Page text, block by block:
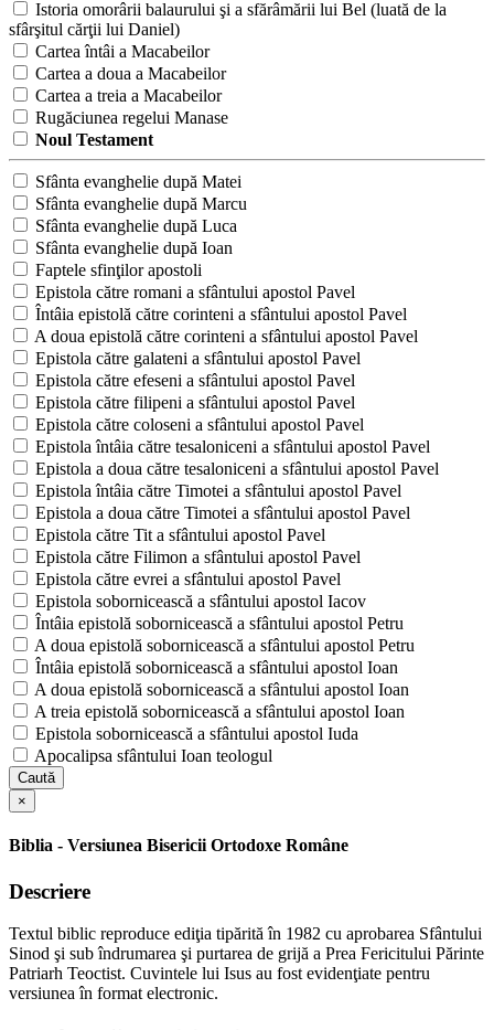
Istoria omorârii balaurului şi a sfărâmării lui Bel (luată de la
sfârşitul cărţii lui Daniel)
Cartea întâi a Macabeilor
Cartea a doua a Macabeilor
Cartea a treia a Macabeilor
Rugăciunea regelui Manase
Noul Testament
Sfânta evanghelie după Matei
Sfânta evanghelie după Marcu
Sfânta evanghelie după Luca
Sfânta evanghelie după Ioan
Faptele sfinţilor apostoli
Epistola către romani a sfântului apostol Pavel
Întâia epistolă către corinteni a sfântului apostol Pavel
A doua epistolă către corinteni a sfântului apostol Pavel
Epistola către galateni a sfântului apostol Pavel
Epistola către efeseni a sfântului apostol Pavel
Epistola către filipeni a sfântului apostol Pavel
Epistola către coloseni a sfântului apostol Pavel
Epistola întâia către tesaloniceni a sfântului apostol Pavel
Epistola a doua către tesaloniceni a sfântului apostol Pavel
Epistola întâia către Timotei a sfântului apostol Pavel
Epistola a doua către Timotei a sfântului apostol Pavel
Epistola către Tit a sfântului apostol Pavel
Epistola către Filimon a sfântului apostol Pavel
Epistola către evrei a sfântului apostol Pavel
Epistola sobornicească a sfântului apostol Iacov
Întâia epistolă sobornicească a sfântului apostol Petru
A doua epistolă sobornicească a sfântului apostol Petru
Întâia epistolă sobornicească a sfântului apostol Ioan
A doua epistolă sobornicească a sfântului apostol Ioan
A treia epistolă sobornicească a sfântului apostol Ioan
Epistola sobornicească a sfântului apostol Iuda
Apocalipsa sfântului Ioan teologul
Caută
×
Biblia - Versiunea Bisericii Ortodoxe Române
Descriere
Textul biblic reproduce ediţia tipărită în 1982 cu aprobarea Sfântului
Sinod şi sub îndrumarea şi purtarea de grijă a Prea Fericitului Părinte
Patriarh Teoctist. Cuvintele lui Isus au fost evidenţiate pentru
versiunea în format electronic.